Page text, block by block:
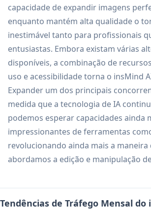
capacidade de expandir imagens
enquanto mantém alta qualidade o
inestimável tanto para profissionais
entusiastas. Embora existam várias
disponíveis, a combinação de
uso e acessibilidade torna o insMind
Expander um dos principais
medida que a tecnologia de IA
podemos esperar capacidades ainda
impressionantes de ferramentas
revolucionando ainda mais a maneira
abordamos a edição e manipulação
Tendências de Tráfego Mensal do